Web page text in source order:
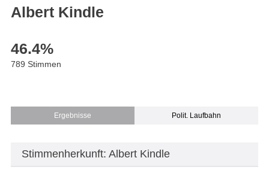
Albert Kindle
46.4%
789 Stimmen
Ergebnisse Polit. Laufbahn
Stimmenherkunft: Albert Kindle